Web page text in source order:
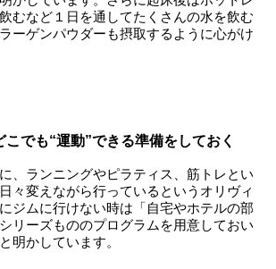
むなど１日を通してたくさんの水を飲む
ーゲンパウダーも摂取するように心がけ
こでも“運動”できる準備をしておく
、ランニングやピラティス、筋トレとい
々変えながら行っているというオリヴィ
ジムに行けない時は「自宅やホテルの部
リーズもののプログラムを用意しておい
明かしています。